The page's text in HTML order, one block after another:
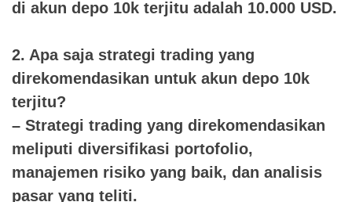
di akun depo 10k terjitu adalah 10.000 USD.
2. Apa saja strategi trading yang
direkomendasikan untuk akun depo 10k
terjitu?
– Strategi trading yang direkomendasikan
meliputi diversifikasi portofolio,
manajemen risiko yang baik, dan analisis
pasar yang teliti.